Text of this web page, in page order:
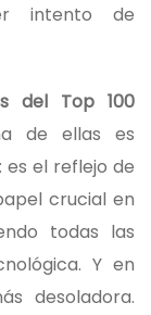
intento de
del Top 100
de ellas es
es el reflejo de
crucial en
todas las
Y en
desoladora.